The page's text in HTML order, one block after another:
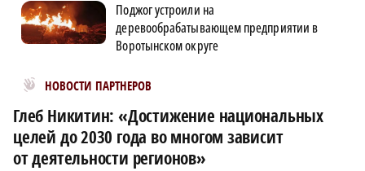
Поджог устроили на
деревообрабатывающем предприятии в
Воротынском округе
НОВОСТИ ПАРТНЕРОВ
Новости МирТесен
Глеб Никитин: «Достижение национальных
целей до 2030 года во многом зависит
от деятельности регионов»